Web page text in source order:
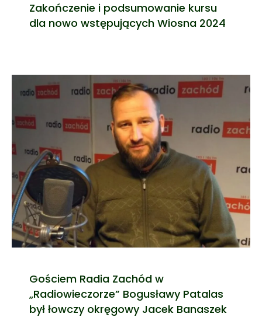
Zakończenie i podsumowanie kursu
dla nowo wstępujących Wiosna 2024
Gościem Radia Zachód w
„Radiowieczorze” Bogusławy Patalas
był łowczy okręgowy Jacek Banaszek